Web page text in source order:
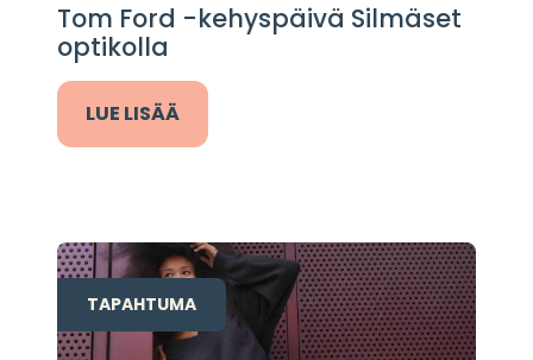
Tom Ford -kehyspäivä Silmäset
optikolla
LUE LISÄÄ
TAPAHTUMA